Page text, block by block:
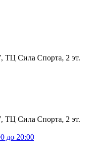
ТЦ Сила Спорта, 2 эт.
ТЦ Сила Спорта, 2 эт.
до 20:00